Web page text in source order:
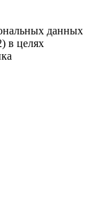
данных
целях